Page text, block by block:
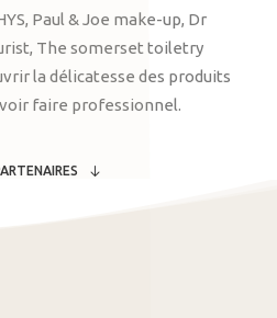
Paul & Joe make-up, Dr
The somerset toiletry
la délicatesse des produits
faire professionnel.